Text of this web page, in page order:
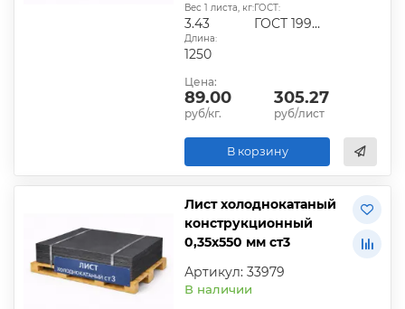
Вес 1 листа, кг:
3.43
ГОСТ:
ГОСТ 19904-90
Длина:
1250
Цена:
89.00
руб/кг.
305.27
руб/лист
В корзину
Лист холоднокатаный
конструкционный
0,35х550 мм ст3
Артикул: 33979
В наличии